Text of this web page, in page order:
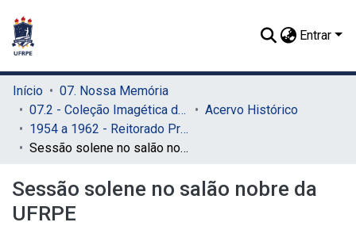
Entrar
Início
07. Nossa Memória
07.2 - Coleção Imagética do SIB
Acervo Histórico
1954 a 1962 - Reitorado Prof. Manuel Rodrigues Filho
Sessão solene no salão nobre da UFRPE
Sessão solene no salão nobre da
UFRPE